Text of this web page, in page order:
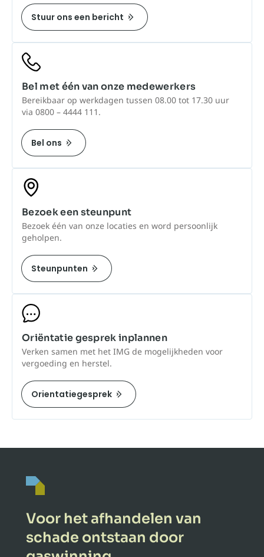
Stuur ons een bericht
Bel met één van onze medewerkers
Bereikbaar op werkdagen tussen 08.00 tot 17.30 uur
via 0800 – 4444 111.
Bel ons
Bezoek een steunpunt
Bezoek één van onze locaties en word persoonlijk
geholpen.
Steunpunten
Oriëntatie gesprek inplannen
Verken samen met het IMG de mogelijkheden voor
vergoeding en herstel.
Orientatiegesprek
Voor het afhandelen van
schade ontstaan door